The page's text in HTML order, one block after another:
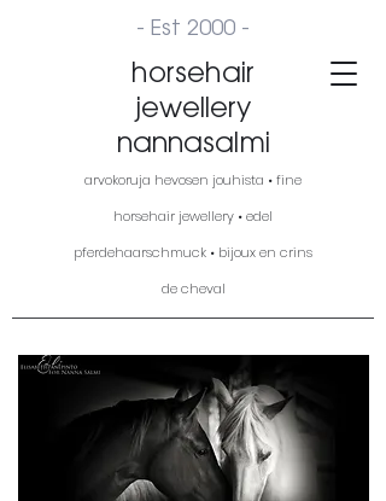
horsehair
jewellery
nannasalmi
arvokoruja hevosen jouhista • fine
horsehair jewellery • edel
pferdehaarschmuck • bijoux en crins
de cheval
- Est 2000 -